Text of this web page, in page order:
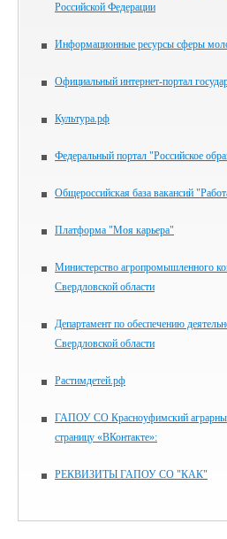
Российской Федерации
Информационные ресурсы сферы
Официальный интернет-портал
Культура.рф
Федеральный портал "Российское
Общероссийская база вакансий
Платформа "Моя карьера"
Министерство агропромышленного
Свердловской области
Департамент по обеспечению
Свердловской области
Растимдетей.рф
ГАПОУ СО Красноуфимский
страницу «ВКонтакте»:
РЕКВИЗИТЫ ГАПОУ СО "КАК"